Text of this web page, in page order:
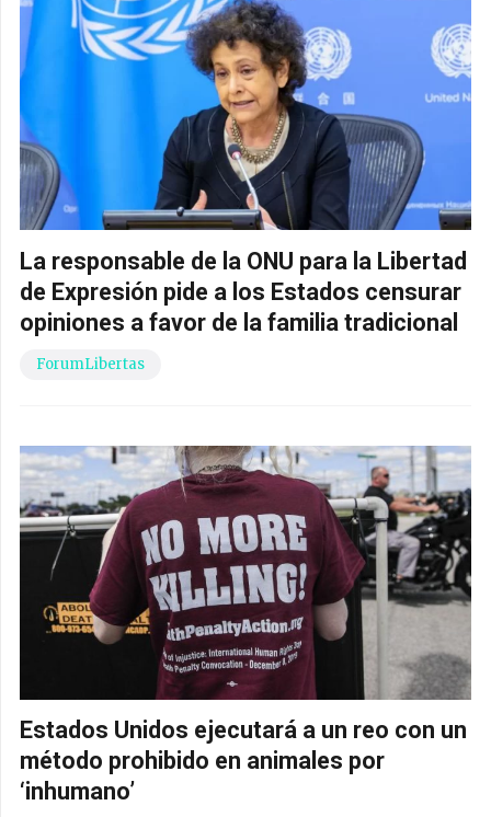
La responsable de la ONU para la Libertad
de Expresión pide a los Estados censurar
opiniones a favor de la familia tradicional
ForumLibertas
Estados Unidos ejecutará a un reo con un
método prohibido en animales por
‘inhumano’